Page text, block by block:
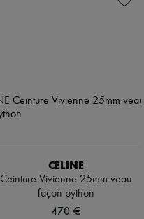
CELINE
Ceinture Vivienne 25mm veau
façon python
470 €